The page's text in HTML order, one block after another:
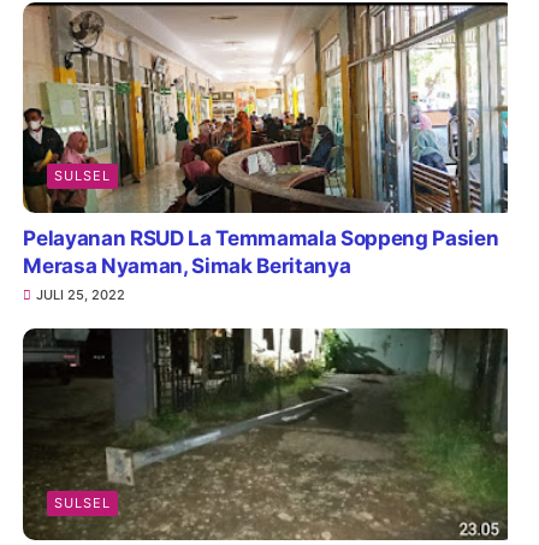
SULSEL
Pelayanan RSUD La Temmamala Soppeng Pasien
Merasa Nyaman, Simak Beritanya
JULI 25, 2022
SULSEL